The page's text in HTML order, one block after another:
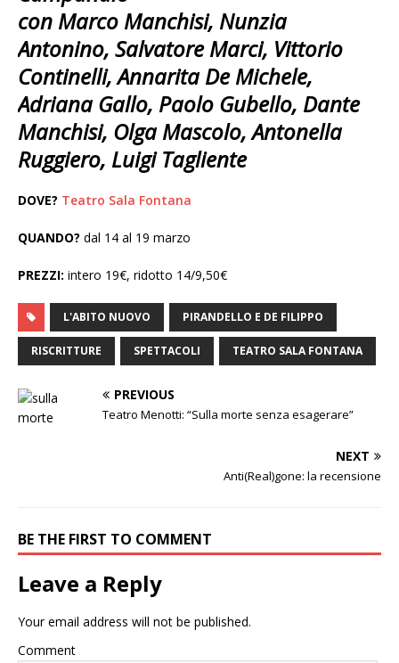
con Marco Manchisi, Nunzia
Antonino, Salvatore Marci, Vittorio
Continelli, Annarita De Michele,
Adriana Gallo, Paolo Gubello, Dante
Manchisi, Olga Mascolo, Antonella
Ruggiero, Luigi Tagliente
DOVE? Teatro Sala Fontana
QUANDO? dal 14 al 19 marzo
PREZZI: intero 19€, ridotto 14/9,50€
L'ABITO NUOVO PIRANDELLO E DE FILIPPO
RISCRITTURE SPETTACOLI TEATRO SALA FONTANA
PREVIOUS
Teatro Menotti: “Sulla morte senza esagerare”
NEXT
Anti(Real)gone: la recensione
BE THE FIRST TO COMMENT
Leave a Reply
Your email address will not be published.
Comment